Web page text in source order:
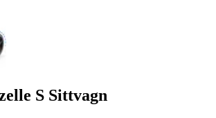
S Sittvagn